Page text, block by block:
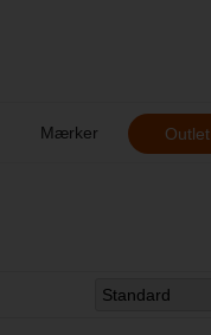
Mærker Outlet